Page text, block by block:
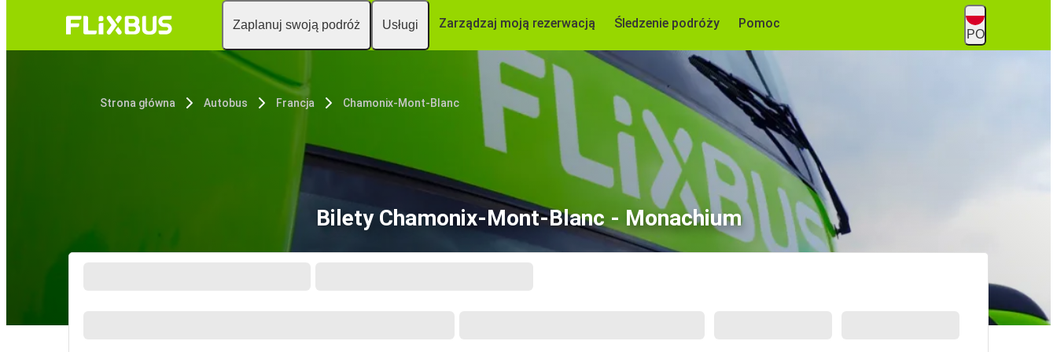
Zaplanuj swoją podróż Usługi Zarządzaj moją rezerwacją Śledzenie podróży Pomoc
PO
Strona główna Autobus Francja Chamonix-Mont-Blanc
Bilety Chamonix-Mont-Blanc - Monachium